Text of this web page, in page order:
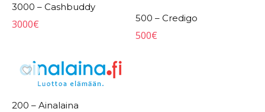
3000 – Cashbuddy
3000€ 500 – Credigo
500€
200 – Ainalaina